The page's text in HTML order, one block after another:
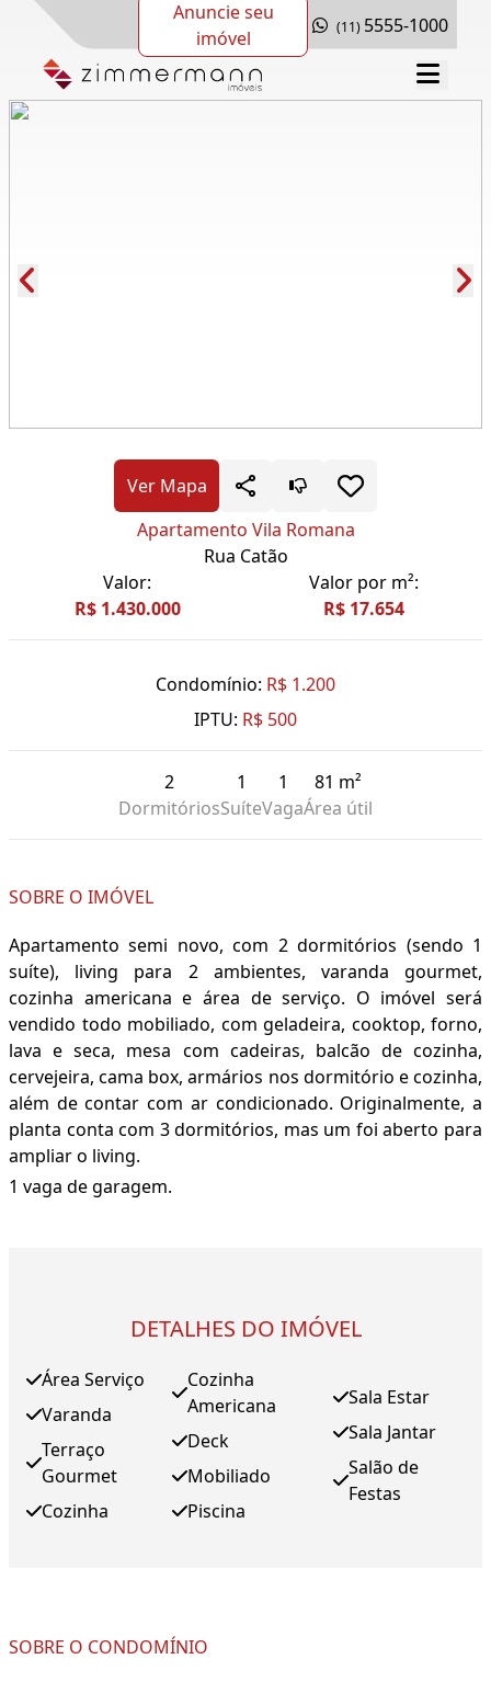
Anuncie seu
imóvel
(11) 5555-1000
Ver Mapa
Apartamento Vila Romana
Rua Catão
Valor:
R$ 1.430.000
Valor por m²:
R$ 17.654
Condomínio: R$ 1.200
IPTU: R$ 500
2
Dormitórios
1
Suíte
1
Vaga
81 m²
Área útil
SOBRE O IMÓVEL
Apartamento semi novo, com 2 dormitórios (sendo 1
suíte), living para 2 ambientes, varanda gourmet,
cozinha americana e área de serviço. O imóvel será
vendido todo mobiliado, com geladeira, cooktop, forno,
lava e seca, mesa com cadeiras, balcão de cozinha,
cervejeira, cama box, armários nos dormitório e cozinha,
além de contar com ar condicionado. Originalmente, a
planta conta com 3 dormitórios, mas um foi aberto para
ampliar o living.
1 vaga de garagem.
DETALHES DO IMÓVEL
Área Serviço
Varanda
Terraço
Gourmet
Cozinha
Cozinha
Americana
Deck
Mobiliado
Piscina
Sala Estar
Sala Jantar
Salão de
Festas
SOBRE O CONDOMÍNIO